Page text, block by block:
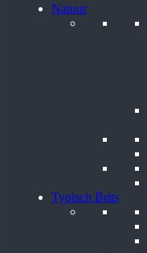
Natuur
Typisch Brits